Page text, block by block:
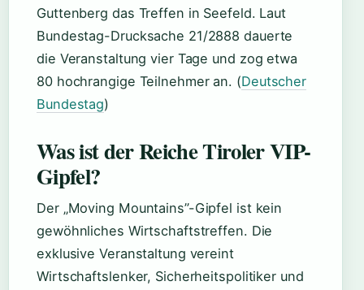
Guttenberg das Treffen in Seefeld. Laut
Bundestag-Drucksache 21/2888 dauerte
die Veranstaltung vier Tage und zog etwa
80 hochrangige Teilnehmer an. (Deutscher
Bundestag)
Was ist der Reiche Tiroler VIP-
Gipfel?
Der „Moving Mountains”-Gipfel ist kein
gewöhnliches Wirtschaftstreffen. Die
exklusive Veranstaltung vereint
Wirtschaftslenker, Sicherheitspolitiker und